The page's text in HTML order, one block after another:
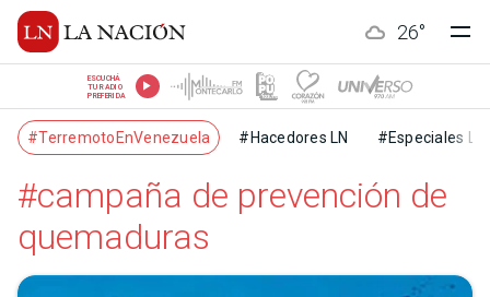
26°
ESCUCHÁ
TU RADIO
PREFERIDA
#TerremotoEnVenezuela #Hacedores LN #Especiales LN
#campaña de prevención de
quemaduras